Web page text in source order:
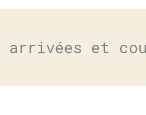
arrivées et